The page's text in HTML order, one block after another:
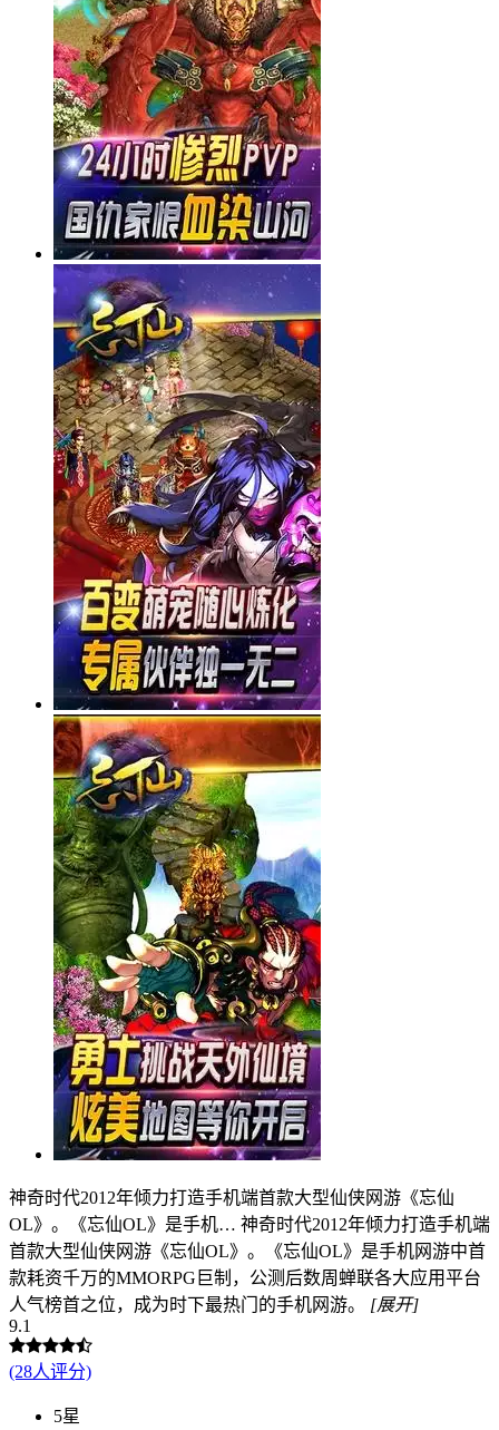
神奇时代2012年倾力打造手机端首款大型仙侠网游《忘仙
OL》。《忘仙OL》是手机… 神奇时代2012年倾力打造手机端
首款大型仙侠网游《忘仙OL》。《忘仙OL》是手机网游中首
款耗资千万的MMORPG巨制，公测后数周蝉联各大应用平台
人气榜首之位，成为时下最热门的手机网游。
[展开]
9.1
(28人评分)
5星